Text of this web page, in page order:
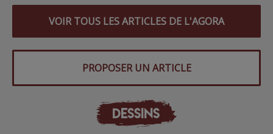
VOIR TOUS LES ARTICLES DE L'AGORA
PROPOSER UN ARTICLE
DESSINS